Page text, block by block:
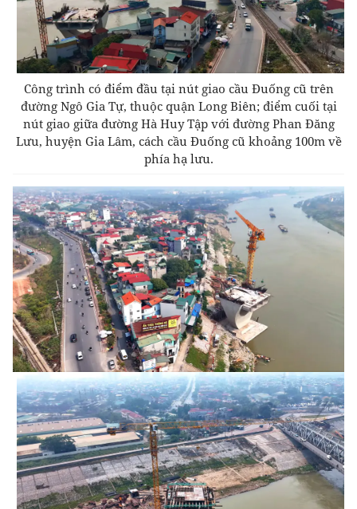
Công trình có điểm đầu tại nút giao cầu Đuống cũ trên
đường Ngô Gia Tự, thuộc quận Long Biên; điểm cuối tại
nút giao giữa đường Hà Huy Tập với đường Phan Đăng
Lưu, huyện Gia Lâm, cách cầu Đuống cũ khoảng 100m về
phía hạ lưu.